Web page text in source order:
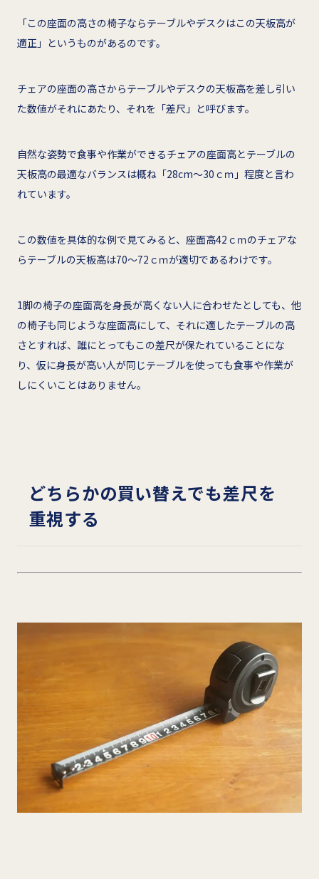
「この座面の高さの椅子ならテーブルやデスクはこの天板高が
適正」というものがあるのです。
チェアの座面の高さからテーブルやデスクの天板高を差し引い
た数値がそれにあたり、それを「差尺」と呼びます。
自然な姿勢で食事や作業ができるチェアの座面高とテーブルの
天板高の最適なバランスは概ね「28cm～30ｃｍ」程度と言わ
れています。
この数値を具体的な例で見てみると、座面高42ｃｍのチェアな
らテーブルの天板高は70～72ｃｍが適切であるわけです。
1脚の椅子の座面高を身長が高くない人に合わせたとしても、他
の椅子も同じような座面高にして、それに適したテーブルの高
さとすれば、誰にとってもこの差尺が保たれていることにな
り、仮に身長が高い人が同じテーブルを使っても食事や作業が
しにくいことはありません。
どちらかの買い替えでも差尺を
重視する